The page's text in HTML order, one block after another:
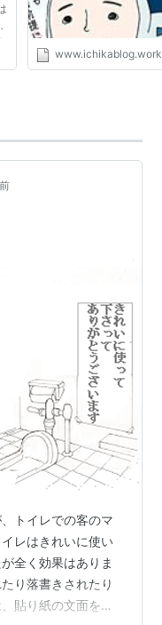
www.ichikablog.work
トイレでの客のマ
レはきれいに使い
全く効果はありま
り落書きされたり
貼り紙の文面を